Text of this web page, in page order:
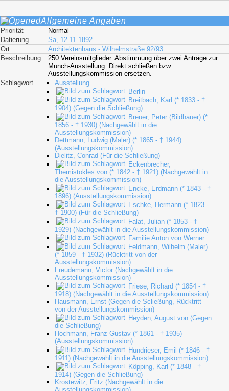
Allgemeine Angaben
Priorität
Normal
Datierung
Sa, 12.11.1892
Ort
Architektenhaus - Wilhelmstraße 92/93
Beschreibung
250 Vereinsmitglieder. Abstimmung über zwei Anträge zur
Munch-Ausstellung. Direkt schließen bzw.
Ausstellungskommission ersetzen.
Schlagwort
Ausstellung
Berlin
Breitbach, Karl (* 1833 - †
1904) (Gegen die Schließung)
Breuer, Peter (Bildhauer) (*
1856 - † 1930) (Nachgewählt in die
Ausstellungskommission)
Dettmann, Ludwig (Maler) (* 1865 - † 1944)
(Ausstellungskommission)
Dielitz, Conrad (Für die Schließung)
Eckenbrecher,
Themistokles von (* 1842 - † 1921) (Nachgewählt in
die Ausstellungskommission)
Encke, Erdmann (* 1843 - †
1896) (Ausstellungskommission)
Eschke, Hermann (* 1823 -
† 1900) (Für die Schließung)
Falat, Julian (* 1853 - †
1929) (Nachgewählt in die Ausstellungskommission)
Familie Anton von Werner
Feldmann, Wilhelm (Maler)
(* 1859 - † 1932) (Rücktritt von der
Ausstellungskommission)
Freudemann, Victor (Nachgewählt in die
Ausstellungskommission)
Friese, Richard (* 1854 - †
1918) (Nachgewählt in die Ausstellungskommission)
Hausmann, Ernst (Gegen die Scließung, Rücktritt
von der Ausstellungskommission)
Heyden, August von (Gegen
die Schließung)
Hochmann, Franz Gustav (* 1861 - † 1935)
(Ausstellungskommission)
Hundrieser, Emil (* 1846 - †
1911) (Nachgewählt in die Ausstellungskommission)
Köpping, Karl (* 1848 - †
1914) (Gegen die Schließung)
Krostewitz, Fritz (Nachgewählt in die